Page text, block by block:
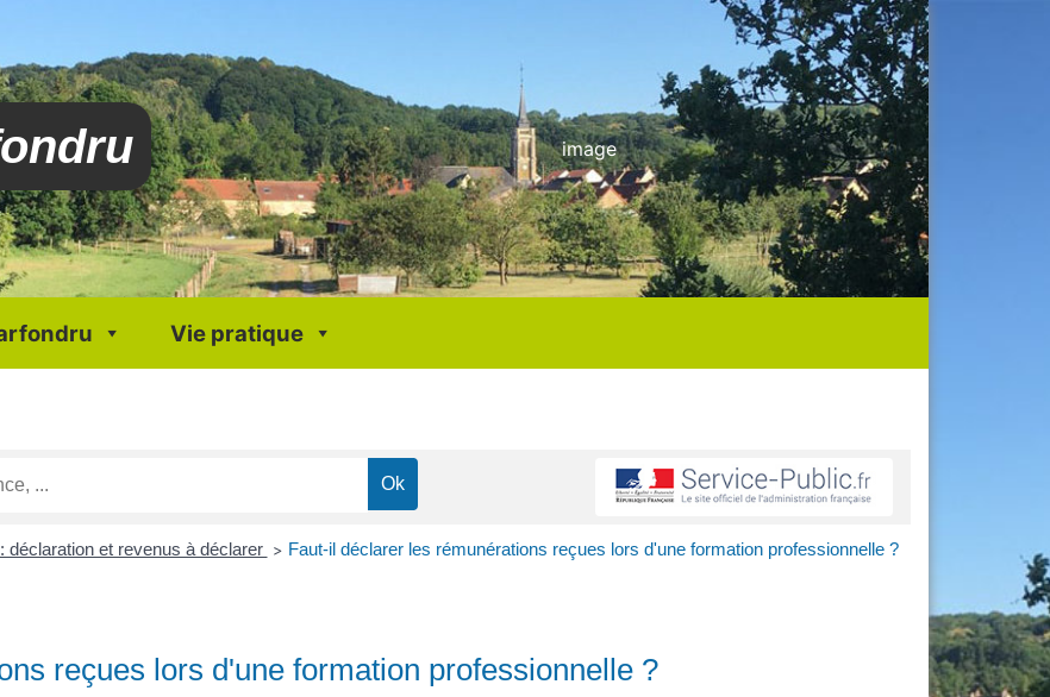
image
Vie pratique
déclaration et revenus à déclarer > Faut-il déclarer les rémunérations reçues lors d'une formation professionnelle ?
reçues lors d'une formation professionnelle ?